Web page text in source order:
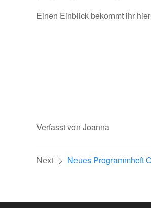
Einen Einblick bekommt ihr
Verfasst von Joanna
Next Neues Programmheft